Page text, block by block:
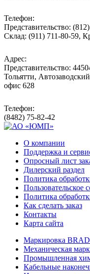
Телефон:
Представительство:
Склад: (911) 711-80-59,
Адрес:
Представительство:
Тольятти,
офис 628
Телефон:
(8482) 75-82-42
О компании
Поддержка и
Опросный лист
Дилерский раздел
Политика
Пользовательское
Политика
Как сделать заказ
Контакты
Карта сайта
Маркировка
Механическая
Промышленная
Кабельные